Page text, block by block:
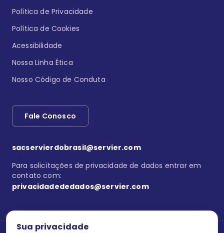
Sua privacidade
Política de Privacidade
Política de Cookies
Acessibilidade
Nossa Linha Ética
Nosso Código de Conduta
Fale Conosco
sacservierdobrasil@servier.com
Para solicitações de privacidade de dados entrar em
contato com:
privacidadededados@servier.com